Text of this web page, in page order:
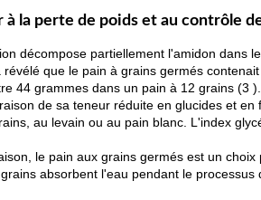
à la perte de poids et au contrôle
décompose partiellement l'amidon dans
révélé que le pain à grains germés
44 grammes dans un pain à 12 grains (3 ).
de sa teneur réduite en glucides et
au levain ou au pain blanc. L'index
le pain aux grains germés est un
absorbent l'eau pendant le